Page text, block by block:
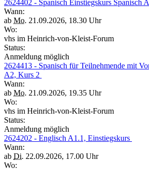
2624402 - Spanisch Einstiegskurs Spanisch
Wann:
ab Mo. 21.09.2026, 18.30 Uhr
Wo:
vhs im Heinrich-von-Kleist-Forum
Status:
Anmeldung möglich
2624413 - Spanisch für Teilnehmende mit
A2, Kurs 2
Wann:
ab Mo. 21.09.2026, 19.35 Uhr
Wo:
vhs im Heinrich-von-Kleist-Forum
Status:
Anmeldung möglich
2624202 - Englisch A1.1, Einstiegskurs
Wann:
ab Di. 22.09.2026, 17.00 Uhr
Wo: